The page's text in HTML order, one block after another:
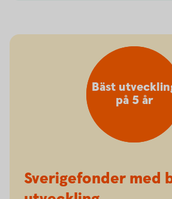
Sverigefonder med
Bäst
på 5 år